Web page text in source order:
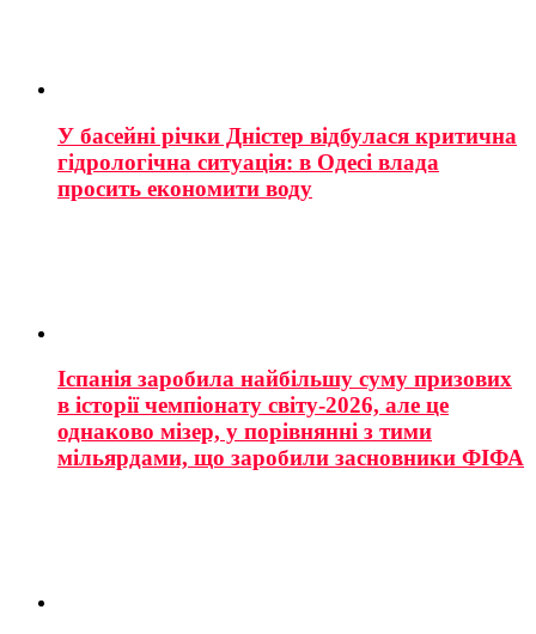
У басейні річки Дністер відбулася критична
гідрологічна ситуація: в Одесі влада
просить економити воду
Іспанія заробила найбільшу суму призових
в історії чемпіонату світу-2026, але це
однаково мізер, у порівнянні з тими
мільярдами, що заробили засновники ФІФА